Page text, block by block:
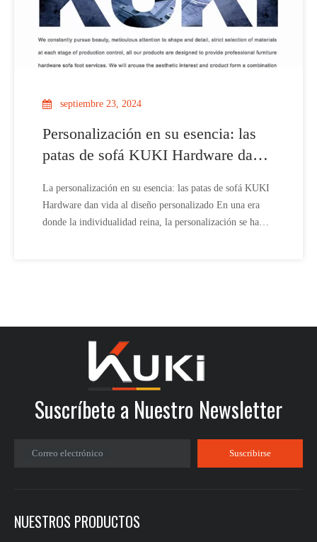
septiembre 23, 2024
Personalización en su esencia: las
patas de sofá KUKI Hardware dan
La personalización en su esencia: las patas de sofá KUKI
Hardware dan vida al diseño personalizado En una era
donde la individualidad reina, la personalización se ha
Suscríbete a Nuestro Newsletter
Correo electrónico Suscribirse
NUESTROS PRODUCTOS